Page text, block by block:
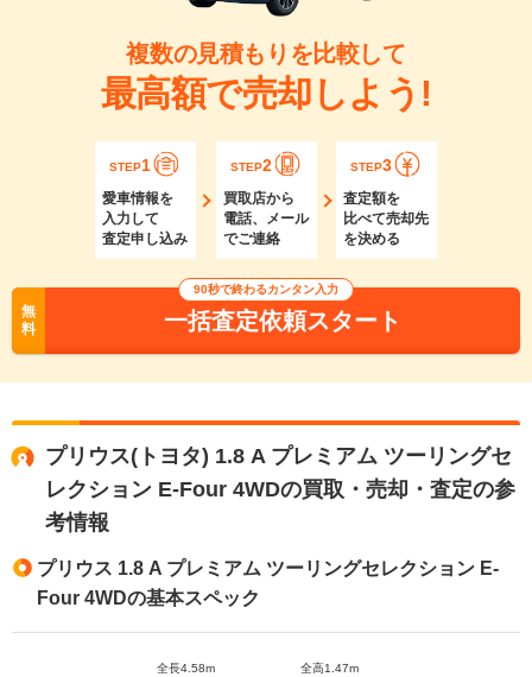
複数の見積もりを比較して
最高額で売却しよう!
STEP1
愛車情報を
入力して
査定申し込み
STEP2
買取店から
電話、メール
でご連絡
STEP3
査定額を
比べて売却先
を決める
無
料
90秒で終わるカンタン入力
一括査定依頼スタート
プリウス(トヨタ) 1.8 A プレミアム ツーリングセ
レクション E-Four 4WDの買取・売却・査定の参
考情報
プリウス 1.8 A プレミアム ツーリングセレクション E-
Four 4WDの基本スペック
全長4.58m 全高1.47m